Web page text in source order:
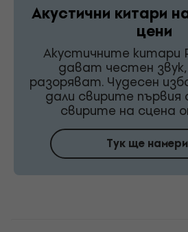
Акустични китари
цени
Акустичните китари
дават честен
разоряват. Чудесен
дали свирите първия
свирите на сцена
Тук ще